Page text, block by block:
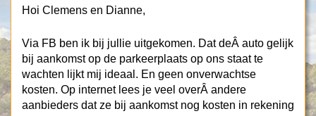
Hoi Clemens en Dianne,
Via FB ben ik bij jullie uitgekomen. Dat deÂ auto gelijk
bij aankomst op de parkeerplaats op ons staat te
wachten lijkt mij ideaal. En geen onverwachtse
kosten. Op internet lees je veel overÂ andere
aanbieders dat ze bij aankomst nog kosten in rekening